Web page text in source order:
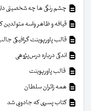
چشم رنگی ها چه شخصیتی
قیافه و ظاهر واسه متولدین
قالب پاورپوینت گرافیکی
اندکی درباره درس‌پژوهی
قالب پاورپوینت
همه زائران سلطان
کتاب پسری که جادویی شد